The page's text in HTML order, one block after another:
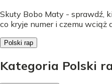
Skuty Bobo Maty - sprawdź,
co kryje numer i czemu wciąż
Polski rap
Kategoria Polski